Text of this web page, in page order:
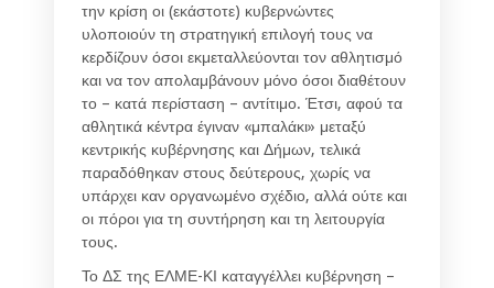
την κρίση οι (εκάστοτε) κυβερνώντες
υλοποιούν τη στρατηγική επιλογή τους να
κερδίζουν όσοι εκμεταλλεύονται τον αθλητισμό
και να τον απολαμβάνουν μόνο όσοι διαθέτουν
το – κατά περίσταση – αντίτιμο. Έτσι, αφού τα
αθλητικά κέντρα έγιναν «μπαλάκι» μεταξύ
κεντρικής κυβέρνησης και Δήμων, τελικά
παραδόθηκαν στους δεύτερους, χωρίς να
υπάρχει καν οργανωμένο σχέδιο, αλλά ούτε και
οι πόροι για τη συντήρηση και τη λειτουργία
τους.
Το ΔΣ της ΕΛΜΕ-ΚΙ καταγγέλλει κυβέρνηση –